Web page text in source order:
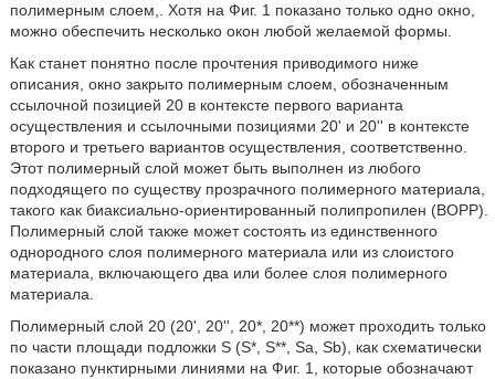
полимерным слоем,. Хотя на Фиг. 1 показано только одно окно,
можно обеспечить несколько окон любой желаемой формы.
Как станет понятно после прочтения приводимого ниже
описания, окно закрыто полимерным слоем, обозначенным
ссылочной позицией 20 в контексте первого варианта
осуществления и ссылочными позициями 20' и 20'' в контексте
второго и третьего вариантов осуществления, соответственно.
Этот полимерный слой может быть выполнен из любого
подходящего по существу прозрачного полимерного материала,
такого как биаксиально-ориентированный полипропилен (ВОРР).
Полимерный слой также может состоять из единственного
однородного слоя полимерного материала или из слоистого
материала, включающего два или более слоя полимерного
материала.
Полимерный слой 20 (20', 20'', 20*, 20**) может проходить только
по части площади подложки S (S*, S**, Sa, Sb), как схематически
показано пунктирными линиями на Фиг. 1, которые обозначают